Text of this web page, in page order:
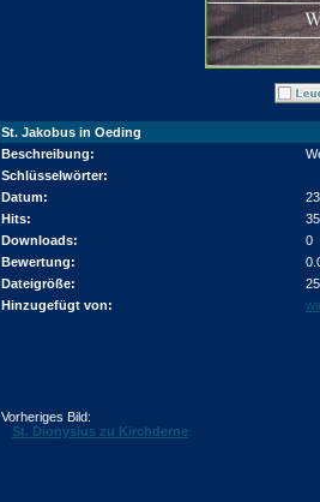
St. Jakobus in Oeding
Beschreibung:
Schlüsselwörter:
Datum:
Hits:
Downloads:
0
Bewertung:
Dateigröße:
Hinzugefügt von:
Vorheriges Bild:
St. Dionysius zu Kirchderne